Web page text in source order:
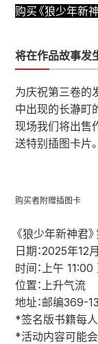
购买《狼少年新
将在作品故事发
为庆祝第三卷的
中出现的长瀞町
现场我们将出售
送特别插图卡片。
购买者附赠插图卡
《狼少年新神君
日期：2025年12
时间：上午
位置：上升气流
地址：邮编369-
*签名版书籍每人
*活动内容可能